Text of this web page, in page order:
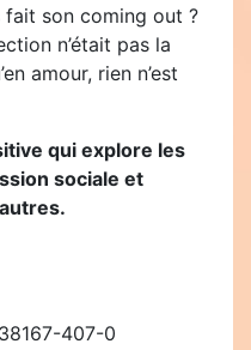
fait son coming out ?
n’était pas la
amour, rien n’est
qui explore les
sociale et
407-0